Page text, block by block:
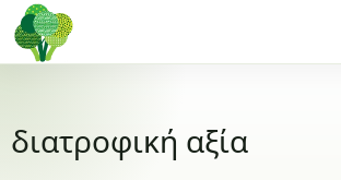
Skip to content
διατροφική αξία